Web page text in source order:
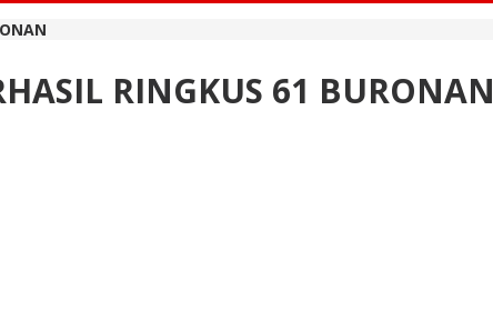
RINGKUS 61 BURONAN